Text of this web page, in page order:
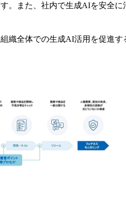
。また、社内で生成AIを安全
織全体での生成AI活用を促進す